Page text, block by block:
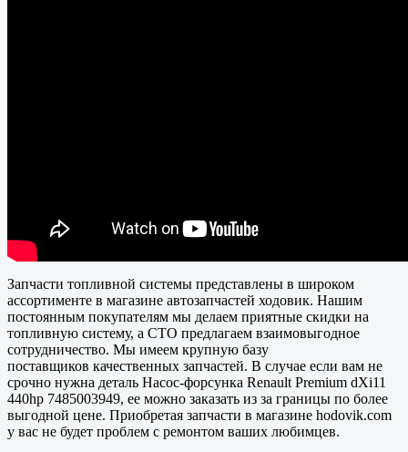
Запчасти топливной системы представлены в широком
ассортименте в магазине автозапчастей ходовик. Нашим
постоянным покупателям мы делаем приятные скидки на
топливную систему, а СТО предлагаем взаимовыгодное
сотрудничество. Мы имеем крупную базу
поставщиков качественных запчастей. В случае если вам не
срочно нужна деталь Насос-форсунка Renault Premium dXi11
440hp 7485003949, ее можно заказать из за границы по более
выгодной цене. Приобретая запчасти в магазине hodovik.com
у вас не будет проблем с ремонтом ваших любимцев.